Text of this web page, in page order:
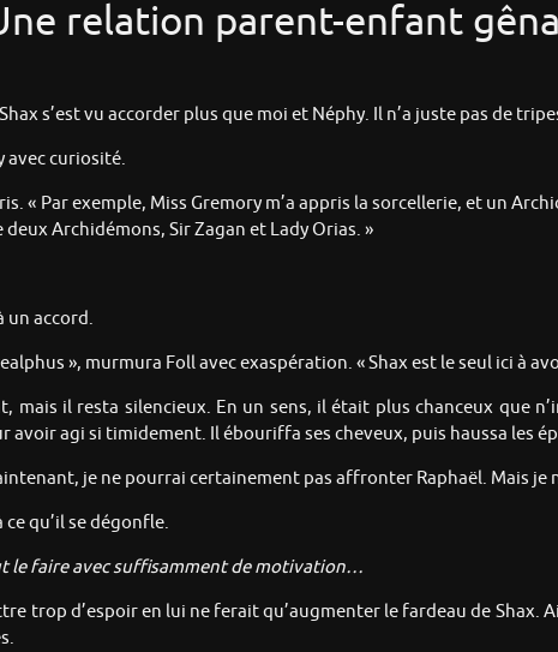
relation parent-enfant
s’est vu accorder plus que moi et Néphy. Il n’a juste pas de
avec curiosité.
« Par exemple, Miss Gremory m’a appris la sorcellerie, et un
deux Archidémons, Sir Zagan et Lady Orias. »
un accord.
», murmura Foll avec exaspération. « Shax est le seul ici à
mais il resta silencieux. En un sens, il était plus chanceux que
agi si timidement. Il ébouriffa ses cheveux, puis haussa les
je ne pourrai certainement pas affronter Raphaël. Mais
qu’il se dégonfle.
le faire avec suffisamment de motivation…
trop d’espoir en lui ne ferait qu’augmenter le fardeau de